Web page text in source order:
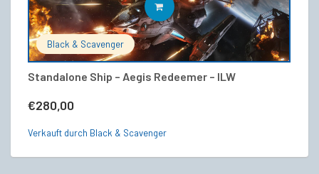
Black & Scavenger
Standalone Ship – Aegis Redeemer – ILW
€280,00
IN DEN WARENKORB
Verkauft durch Black & Scavenger